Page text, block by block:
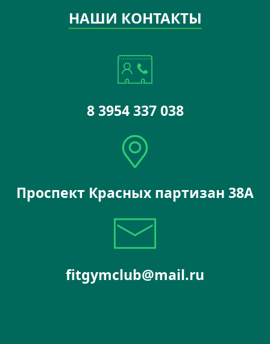
НАШИ КОНТАКТЫ
8 3954 337 038
Проспект Красных партизан 38А
fitgymclub@mail.ru